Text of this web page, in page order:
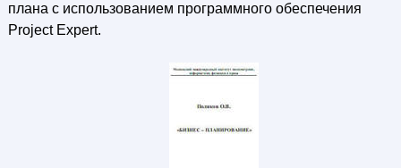
плана с использованием программного обеспечения
Project Expert.